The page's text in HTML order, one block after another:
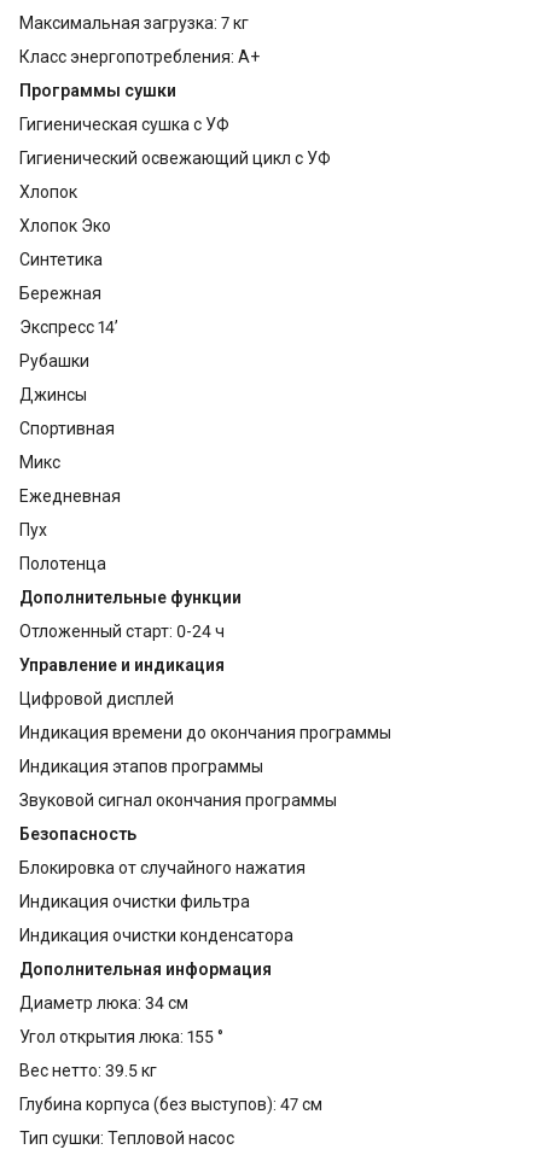
Максимальная загрузка: 7 кг
Класс энергопотребления: A+
Программы сушки
Гигиеническая сушка с УФ
Гигиенический освежающий цикл с УФ
Хлопок
Хлопок Эко
Синтетика
Бережная
Экспресс 14’
Рубашки
Джинсы
Спортивная
Микс
Ежедневная
Пух
Полотенца
Дополнительные функции
Отложенный старт: 0-24 ч
Управление и индикация
Цифровой дисплей
Индикация времени до окончания программы
Индикация этапов программы
Звуковой сигнал окончания программы
Безопасность
Блокировка от случайного нажатия
Индикация очистки фильтра
Индикация очистки конденсатора
Дополнительная информация
Диаметр люка: 34 см
Угол открытия люка: 155 °
Вес нетто: 39.5 кг
Глубина корпуса (без выступов): 47 см
Тип сушки: Тепловой насос